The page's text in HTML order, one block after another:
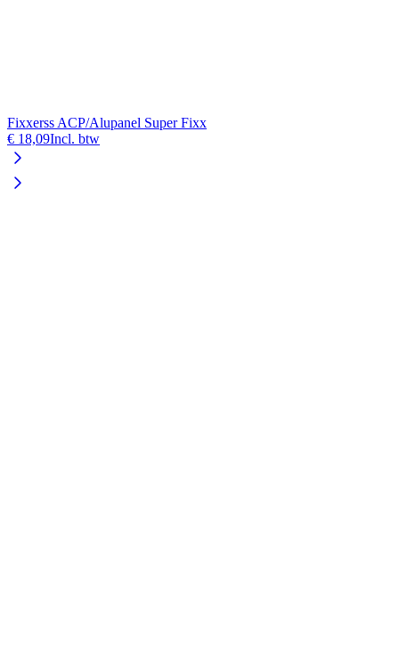
Fixxerss ACP/Alupanel Super Fixx
€ 18,09Incl. btw